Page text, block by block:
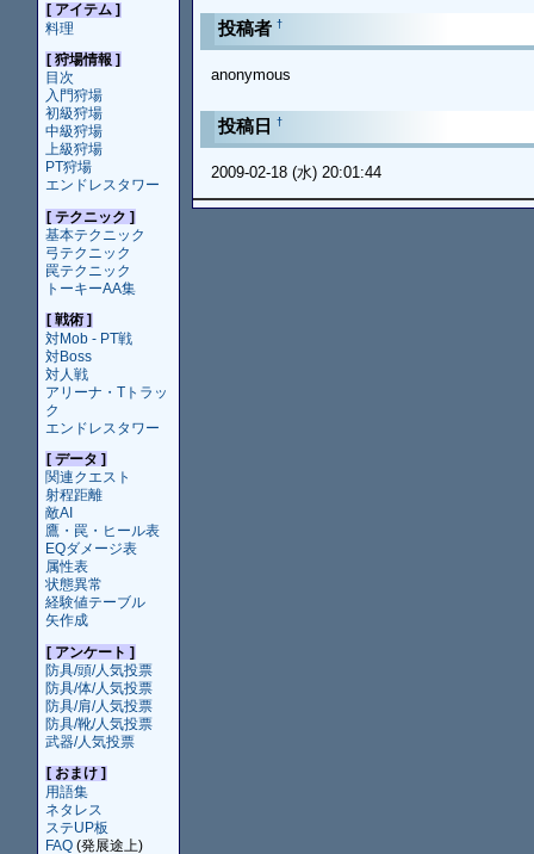
[ アイテム ]
料理
[ 狩場情報 ]
目次
入門狩場
初級狩場
中級狩場
上級狩場
PT狩場
エンドレスタワー
[ テクニック ]
基本テクニック
弓テクニック
罠テクニック
トーキーAA集
[ 戦術 ]
対Mob - PT戦
対Boss
対人戦
アリーナ・Tトラッ
ク
エンドレスタワー
[ データ ]
関連クエスト
射程距離
敵AI
鷹・罠・ヒール表
EQダメージ表
属性表
状態異常
経験値テーブル
矢作成
[ アンケート ]
防具/頭/人気投票
防具/体/人気投票
防具/肩/人気投票
防具/靴/人気投票
武器/人気投票
[ おまけ ]
用語集
ネタレス
ステUP板
FAQ(発展途上)
投稿者 †
anonymous
投稿日 †
2009-02-18 (水) 20:01:44